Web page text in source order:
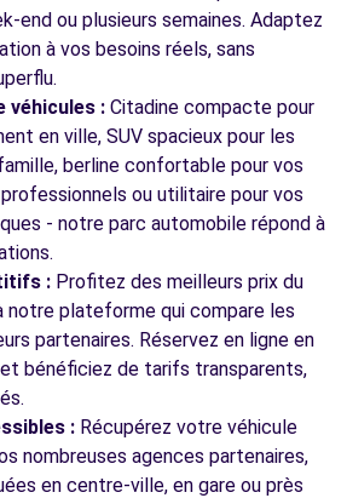
toutes les agences
end ou plusieurs semaines. Adaptez
à vos besoins réels, sans
véhicules : Citadine compacte pour
en ville, SUV spacieux pour les
berline confortable pour vos
ou utilitaire pour vos
- notre parc automobile répond à
: Profitez des meilleurs prix du
notre plateforme qui compare les
partenaires. Réservez en ligne en
bénéficiez de tarifs transparents,
: Récupérez votre véhicule
nombreuses agences partenaires,
en centre-ville, en gare ou près